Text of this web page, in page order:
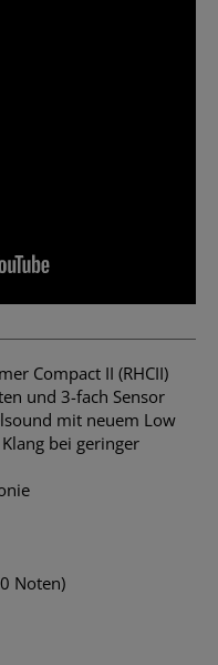
Compact II (RHCII)
und 3-fach Sensor
mit neuem Low
bei geringer
Noten)